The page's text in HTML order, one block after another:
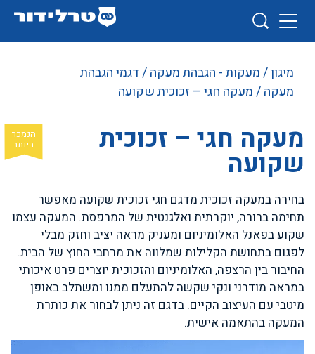
מיגון/מעקות - הגבהת מעקה/דגמי הגבהת
מעקה/ מעקה חגי – זכוכית שקועה
מעקה חגי – זכוכית
שקועה
בחירה במעקה זכוכית מדגם חגי זכוכית שקועה מאפשר
תחימה ברורה, יוקרתית ואלגנטית של המרפסת. המעקה עצמו
שקוע בפאנל האלומיניום ומעניק מראה יציב וחזק מבלי
לפגום בתחושת הקלילות שמלווה את מרחבי החוץ של הבית.
החיבור בין הרצפה, האלומיניום והזכוכית יוצרים פרט איכותי
במראה מודרני ונקי שקשה להתעלם ממנו ומשתלב באופן
מיטבי עם העיצוב הקיים. בדגם זה ניתן לבחור את כותרת
המעקה בהתאמה אישית.